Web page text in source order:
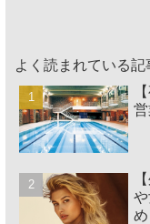
よく読まれている記
め